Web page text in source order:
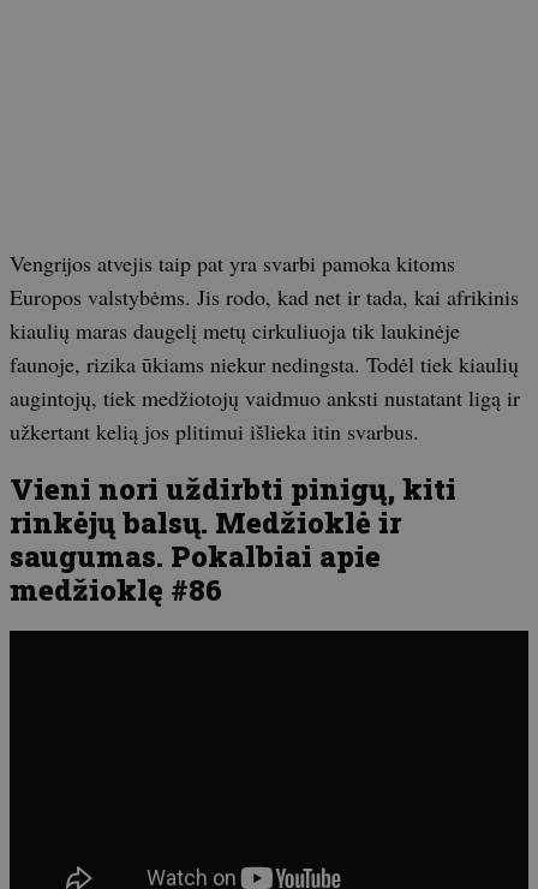
Vengrijos atvejis taip pat yra svarbi pamoka kitoms
Europos valstybėms. Jis rodo, kad net ir tada, kai afrikinis
kiaulių maras daugelį metų cirkuliuoja tik laukinėje
faunoje, rizika ūkiams niekur nedingsta. Todėl tiek kiaulių
augintojų, tiek medžiotojų vaidmuo anksti nustatant ligą ir
užkertant kelią jos plitimui išlieka itin svarbus.
Vieni nori uždirbti pinigų, kiti
rinkėjų balsų. Medžioklė ir
saugumas. Pokalbiai apie
medžioklę #86